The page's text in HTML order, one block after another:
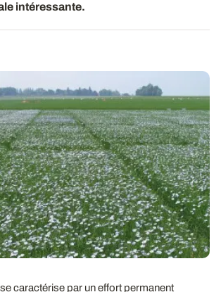
intéressante.
caractérise par un effort permanent